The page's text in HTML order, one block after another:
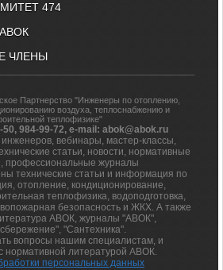
474
ЧЛЕНЫ
Партнерство "Инженеры по отоплению,
воздуха, теплоснабжению и
теплофизике"
50, 984-99-72, e-mail: abok@abok.ru
вебинары, мастер-классы,
статьи, новости, нормативные
профессиональные журналы
технические статьи и информация по
отопление, кондиционирование,
теплофизика, водоподготовка,
безопасность и ЖКХ. А также
АВОК, журналы "АВОК",
"Сантехника".
вопросы нашим специалистам, и
нормативной литературой АВОК.
персональных данных